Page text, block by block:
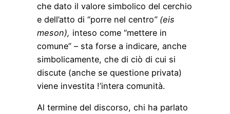
che dato il valore simbolico del cerchio
e dell’atto di “porre nel centro” (eis
meson), inteso come “mettere in
comune” – sta forse a indicare, anche
simbolicamente, che di ciò di cui si
discute (anche se questione privata)
viene investita !’intera comunità.
Al termine del discorso, chi ha parlato